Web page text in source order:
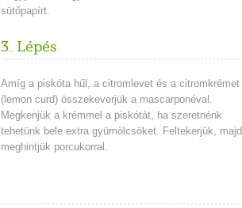
sütőpapírt.
3. Lépés
Amíg a piskóta hűl, a citromlevet és a citromkrémet
(lemon curd) összekeverjük a mascarponéval.
Megkenjük a krémmel a piskótát, ha szeretnénk
tehetünk bele extra gyümölcsöket. Feltekerjük, majd
meghintjük porcukorral.